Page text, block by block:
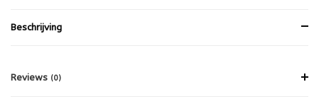
Beschrijving
Reviews (0)